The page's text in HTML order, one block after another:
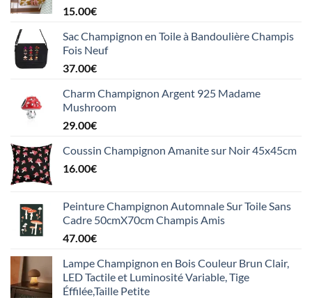
15.00€
Sac Champignon en Toile à Bandoulière Champis
Fois Neuf
37.00€
Charm Champignon Argent 925 Madame
Mushroom
29.00€
Coussin Champignon Amanite sur Noir 45x45cm
16.00€
Peinture Champignon Automnale Sur Toile Sans
Cadre 50cmX70cm Champis Amis
47.00€
Lampe Champignon en Bois Couleur Brun Clair,
LED Tactile et Luminosité Variable, Tige
Éffilée,Taille Petite